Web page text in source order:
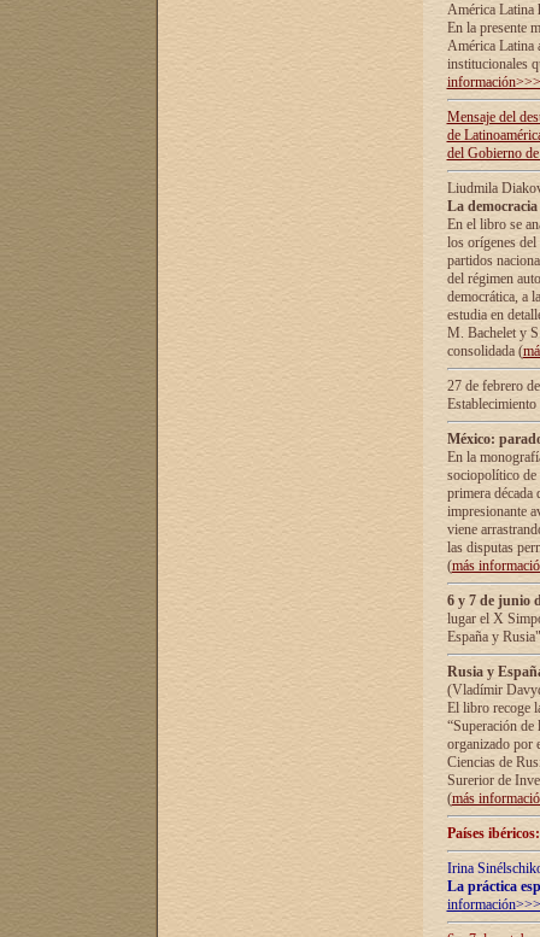
América Latina
En la presente
América Latina
institucionales
información>>>
Mensaje del
de
del Gobierno
Liudmila
La
En el libro se
los orígenes
partidos
del régimen
democrática, а
estudia en
М. Bachelet у
consolidada (
27 de febrero
México:
En la
sociopolítico de
primera década
impresionante
viene
las disputas
(más
6 y 7 de junio
lugar el X
España y
Rusia y
(Vladímir
El libro recoge
“Superación
organizado por
Ciencias de
Surerior de
(más
Países
Irina
La práctica
información>>>